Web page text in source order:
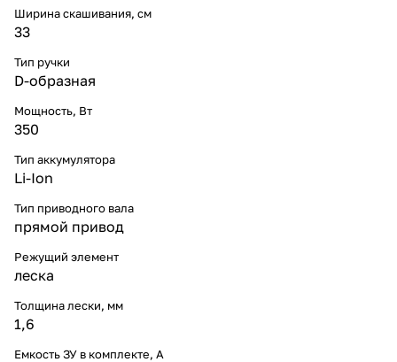
Ширина скашивания, см
33
Тип ручки
D-образная
Мощность, Вт
350
Тип аккумулятора
Li-Ion
Тип приводного вала
прямой привод
Режущий элемент
леска
Толщина лески, мм
1,6
Емкость ЗУ в комплекте, A